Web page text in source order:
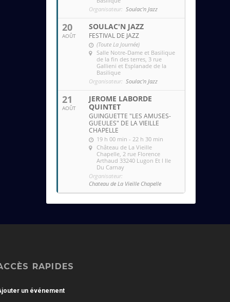
Organisateur: Soulac'n Jazz
20
AOÛT
SOULAC'N JAZZ
FESTIVAL DE JAZZ
(Toute La Journée)
Salle Notre-Dame et Basilique
de la fin des terres , 3 rue
Gallieni et Esplanade de la
Basilique
Organisateur: Soulac'n Jazz
21
AOÛT
JEROME LABORDE
QUINTET
GUINGUETTE "LES AMUSES-
GUEULES" DE LA VIEILLE
CHAPELLE
19 h 00 min - 22 h 30 min
Château de La Vieille
Chapelle , 2 rue Florence
Arthaud 33240 Lugon Et l Ile
Du Carnay
Organisateur:
Chateau de La Vieille Chapelle
RAPIDES
un événement